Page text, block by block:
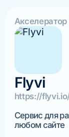
Flyvi
https://
Сервис для
любом сайте